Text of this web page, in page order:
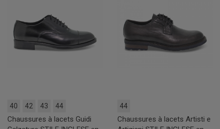
40 42 43 44
Chaussures à lacets Guidi
44
Chaussures à lacets Artisti e